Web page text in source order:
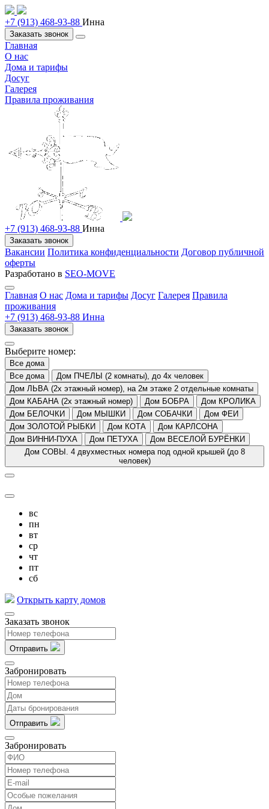
+7 (913) 468-93-88 Инна
Заказать звонок
Главная
О нас
Дома и тарифы
Досуг
Галерея
Правила проживания
+7 (913) 468-93-88 Инна
Заказать звонок
Вакансии Политика конфиденциальности Договор публичной
оферты
Разработано в SEO-MOVE
Главная О нас Дома и тарифы Досуг Галерея Правила
проживания
+7 (913) 468-93-88 Инна
Заказать звонок
Выберите номер:
Все дома
Все дома
Дом ПЧЕЛЫ (2 комнаты), до 4х человек
Дом ЛЬВА (2х этажный номер), на 2м этаже 2 отдельные комнаты
Дом КАБАНА (2х этажный номер)
Дом БОБРА
Дом КРОЛИКА
Дом БЕЛОЧКИ
Дом МЫШКИ Дом СОБАЧКИ
Дом ФЕИ
Дом ЗОЛОТОЙ РЫБКИ
Дом КОТА
Дом КАРЛСОНА
Дом ВИННИ-ПУХА
Дом ПЕТУХА
Дом ВЕСЕЛОЙ БУРЁНКИ
Дом СОВЫ. 4 двухместных номера под одной крышей (до 8
человек)
вс
пн
вт
ср
чт
пт
сб
Открыть карту домов
Заказать звонок
Отправить
Забронировать
Отправить
Забронировать